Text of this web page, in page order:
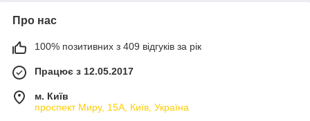
Про нас
100% позитивних з 409 відгуків за рік
Працює з 12.05.2017
м. Київ
проспект Миру, 15А, Київ, Україна